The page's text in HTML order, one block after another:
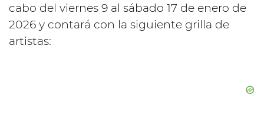
cabo del viernes 9 al sábado 17 de enero de
2026 y contará con la siguiente grilla de
artistas: